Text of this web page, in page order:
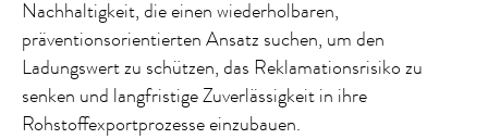
Nachhaltigkeit, die einen wiederholbaren,
präventionsorientierten Ansatz suchen, um den
Ladungswert zu schützen, das Reklamationsrisiko zu
senken und langfristige Zuverlässigkeit in ihre
Rohstoffexportprozesse einzubauen.